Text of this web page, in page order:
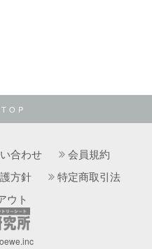
合わせ
会員規約
方針
特定商取引法
ウト